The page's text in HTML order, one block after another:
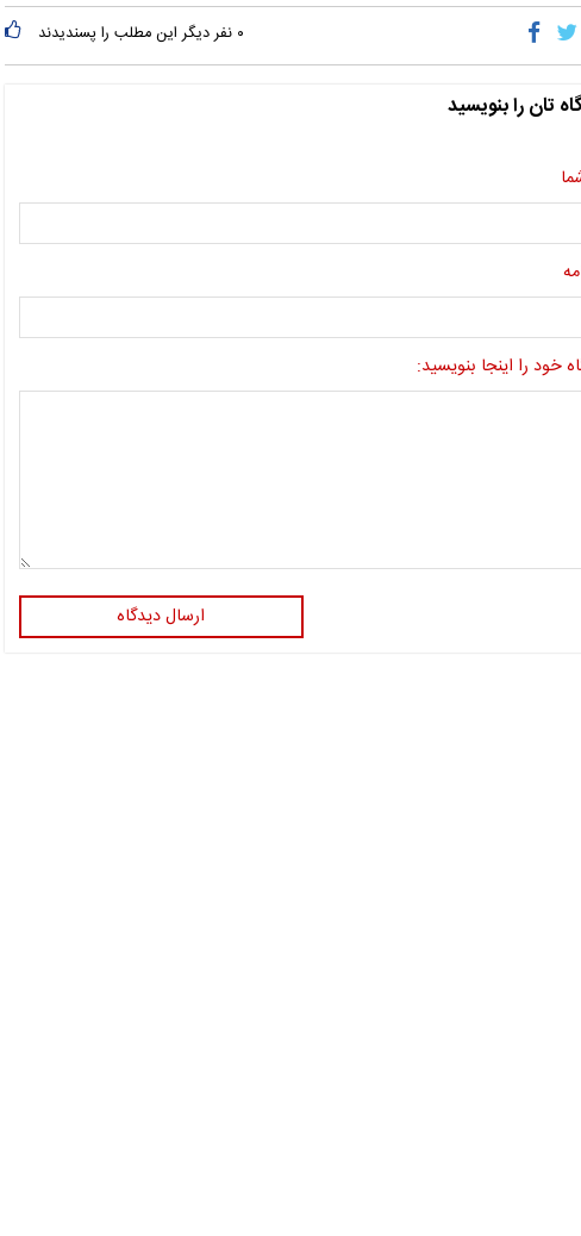
۰ نفر دیگر این مطلب را پسندیدند
تان را بنویسید
خود را اینجا بنویسید:
ارسال دیدگاه